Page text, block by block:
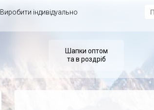
Виробити індивідуально
Шапки оптом
та в роздріб